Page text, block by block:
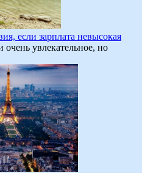
если зарплата невысокая
увлекательное, но